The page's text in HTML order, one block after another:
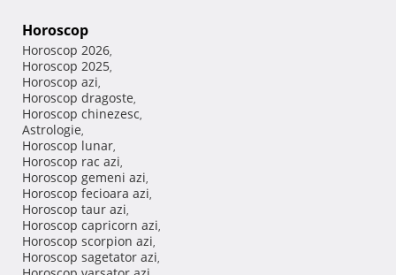
Horoscop
Horoscop 2026,
Horoscop 2025,
Horoscop azi,
Horoscop dragoste,
Horoscop chinezesc,
Astrologie,
Horoscop lunar,
Horoscop rac azi,
Horoscop gemeni azi,
Horoscop fecioara azi,
Horoscop taur azi,
Horoscop capricorn azi,
Horoscop scorpion azi,
Horoscop sagetator azi,